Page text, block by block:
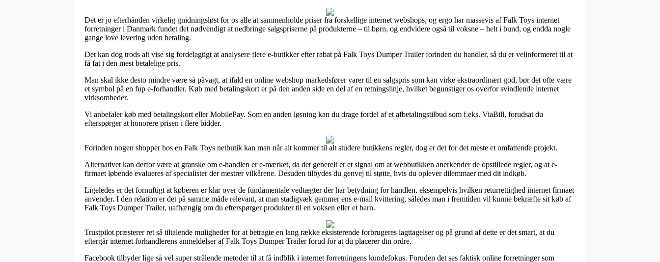
Det er jo efterhånden virkelig gnidningsløst for os alle at sammenholde priser fra forskellige internet webshops, og ergo har massevis af Falk Toys internet
forretninger i Danmark fundet det nødvendigt at nedbringe salgspriserne på produkterne – til børn, og endvidere også til voksne – helt i bund, og endda nogle
gange love levering uden betaling.
Det kan dog trods alt vise sig fordelagtigt at analysere flere e-butikker efter rabat på Falk Toys Dumper Trailer forinden du handler, så du er velinformeret til at
få fat i den mest betalelige pris.
Man skal ikke desto mindre være så påvagt, at ifald en online webshop markedsfører varer til en salgspris som kan virke ekstraordinært god, bør det ofte være
et symbol på en fup e-forhandler. Køb med betalingskort er på den anden side en del af en retningslinje, hvilket begunstiger os overfor svindlende internet
virksomheder.
Vi anbefaler køb med betalingskort eller MobilePay. Som en anden løsning kan du drage fordel af et afbetalingstilbud som f.eks. ViaBill, forudsat du
efterspørger at honorere prisen i flere bidder.
Forinden nogen shopper hos en Falk Toys netbutik kan man når alt kommer til alt studere butikkens regler, dog er det for det meste et omfattende projekt.
Alternativet kan derfor være at granske om e-handlen er e-mærket, da det generelt er et signal om at webbutikken anerkender de opstillede regler, og at e-
firmaet løbende evalueres af specialister der mestrer vilkårene. Desuden tilbydes du genvej til støtte, hvis du oplever dilemmaer med dit indkøb.
Ligeledes er det fornuftigt at køberen er klar over de fundamentale vedtægter der har betydning for handlen, eksempelvis hvilken returrettighed internet firmaet
anvender. I den relation er det på samme måde relevant, at man stadigvæk gemmer ens e-mail kvittering, således man i fremtiden vil kunne bekræfte sit køb af
Falk Toys Dumper Trailer, uafhængig om du efterspørger produkter til en voksen eller et barn.
Trustpilot præsterer ret så tiltalende muligheder for at betragte en lang række eksisterende forbrugeres iagttagelser og på grund af dette er det smart, at du
eftergår internet forhandlerens anmeldelser af Falk Toys Dumper Trailer forud for at du placerer din ordre.
Facebook tilbyder lige så vel super strålende metoder til at få indblik i internet forretningens kundefokus. Foruden det ses faktisk online forretninger som